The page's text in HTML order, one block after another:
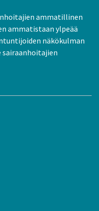
ammatillinen
ammatistaan ylpeää
näkökulman
sairaanhoitajien